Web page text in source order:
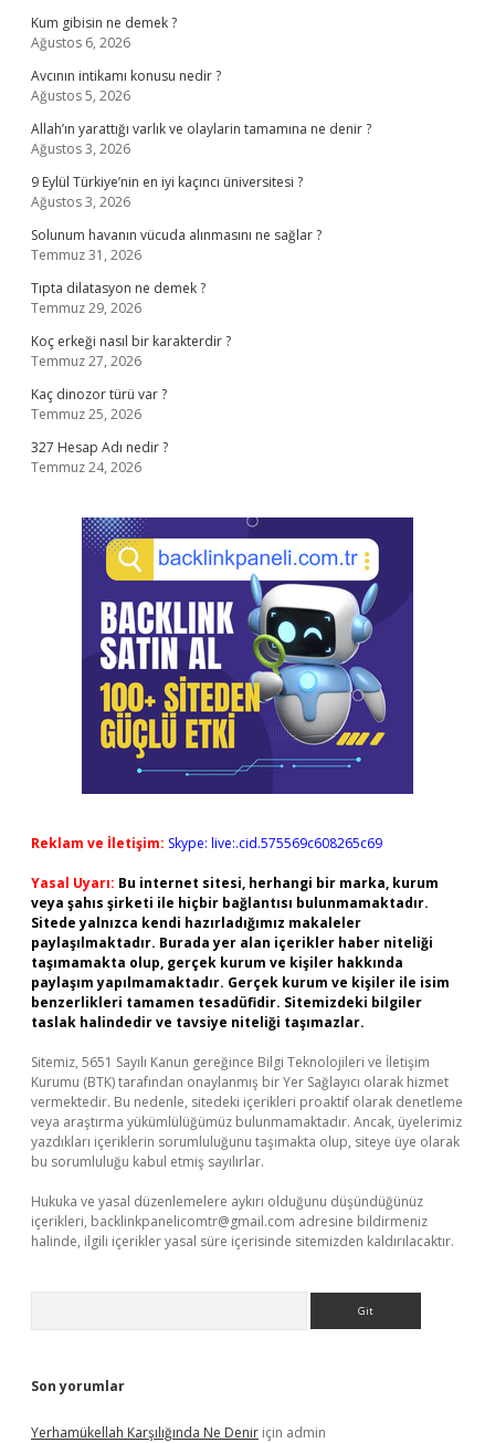
Kum gibisin ne demek ?
Ağustos 6, 2026
Avcının intikamı konusu nedir ?
Ağustos 5, 2026
Allah’ın yarattığı varlık ve olaylarin tamamına ne denir ?
Ağustos 3, 2026
9 Eylül Türkiye’nin en iyi kaçıncı üniversitesi ?
Ağustos 3, 2026
Solunum havanın vücuda alınmasını ne sağlar ?
Temmuz 31, 2026
Tıpta dilatasyon ne demek ?
Temmuz 29, 2026
Koç erkeği nasıl bir karakterdir ?
Temmuz 27, 2026
Kaç dinozor türü var ?
Temmuz 25, 2026
327 Hesap Adı nedir ?
Temmuz 24, 2026
Reklam ve İletişim: Skype: live:.cid.575569c608265c69
Yasal Uyarı: Bu internet sitesi, herhangi bir marka, kurum
veya şahıs şirketi ile hiçbir bağlantısı bulunmamaktadır.
Sitede yalnızca kendi hazırladığımız makaleler
paylaşılmaktadır. Burada yer alan içerikler haber niteliği
taşımamakta olup, gerçek kurum ve kişiler hakkında
paylaşım yapılmamaktadır. Gerçek kurum ve kişiler ile isim
benzerlikleri tamamen tesadüfidir. Sitemizdeki bilgiler
taslak halindedir ve tavsiye niteliği taşımazlar.
Sitemiz, 5651 Sayılı Kanun gereğince Bilgi Teknolojileri ve İletişim
Kurumu (BTK) tarafından onaylanmış bir Yer Sağlayıcı olarak hizmet
vermektedir. Bu nedenle, sitedeki içerikleri proaktif olarak denetleme
veya araştırma yükümlülüğümüz bulunmamaktadır. Ancak, üyelerimiz
yazdıkları içeriklerin sorumluluğunu taşımakta olup, siteye üye olarak
bu sorumluluğu kabul etmiş sayılırlar.
Hukuka ve yasal düzenlemelere aykırı olduğunu düşündüğünüz
içerikleri, backlinkpanelicomtr@gmail.com adresine bildirmeniz
halinde, ilgili içerikler yasal süre içerisinde sitemizden kaldırılacaktır.
Son yorumlar
Yerhamükellah Karşılığında Ne Denir için admin